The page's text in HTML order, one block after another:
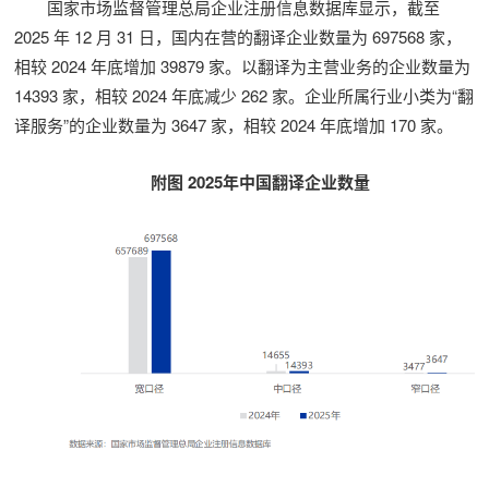
国家市场监督管理总局企业注册信息数据库显示，截至
2025 年 12 月 31 日，国内在营的翻译企业数量为 697568 家，
相较 2024 年底增加 39879 家。以翻译为主营业务的企业数量为
14393 家，相较 2024 年底减少 262 家。企业所属行业小类为“翻
译服务”的企业数量为 3647 家，相较 2024 年底增加 170 家。
附图 2025年中国翻译企业数量